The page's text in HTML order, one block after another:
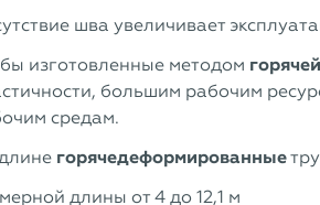
шва увеличивает
изготовленные методом
большим рабочим
средам.
горячедеформированные
длины от 4 до 12,1 м